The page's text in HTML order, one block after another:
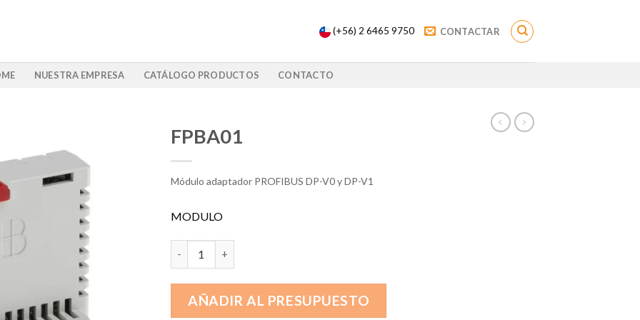
(+56) 2 6465 9750 CONTACTAR
NUESTRA EMPRESA CATÁLOGO PRODUCTOS CONTACTO
FPBA01
Módulo adaptador PROFIBUS DP-V0 y DP-V1
MODULO
AÑADIR AL PRESUPUESTO